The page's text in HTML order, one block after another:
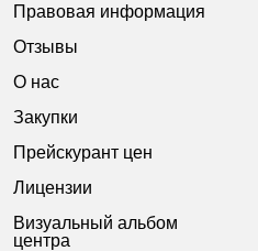
Правовая информация
Отзывы
О нас
Закупки
Прейскурант цен
Лицензии
Визуальный альбом
центра